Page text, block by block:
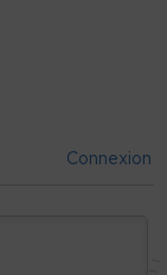
Connexion